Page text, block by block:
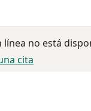
línea no está
cita